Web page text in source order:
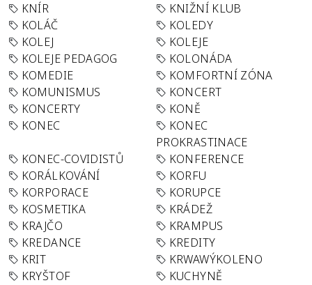
KNÍR
KNIŽNÍ KLUB
KOLÁČ
KOLEDY
KOLEJ
KOLEJE
KOLEJE PEDAGOG
KOLONÁDA
KOMEDIE
KOMFORTNÍ ZÓNA
KOMUNISMUS
KONCERT
KONCERTY
KONĚ
KONEC
KONEC
PROKRASTINACE
KONEC-COVIDISTŮ
KONFERENCE
KORÁLKOVÁNÍ
KORFU
KORPORACE
KORUPCE
KOSMETIKA
KRÁDEŽ
KRAJČO
KRAMPUS
KREDANCE
KREDITY
KRIT
KRWAWÝKOLENO
KRYŠTOF
KUCHYNĚ